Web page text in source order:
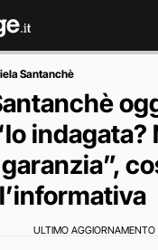
Santanchè
indagata?
ULTIMO AGGIORNAMENTO